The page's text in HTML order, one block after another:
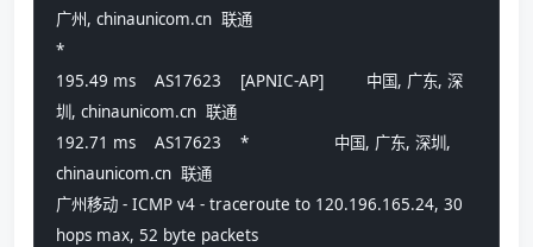
广州, chinaunicom.cn  联通
*
195.49 ms    AS17623    [APNIC-AP]         中国, 广东, 深
圳, chinaunicom.cn  联通
192.71 ms    AS17623    *                  中国, 广东, 深圳,
chinaunicom.cn  联通
广州移动 - ICMP v4 - traceroute to 120.196.165.24, 30
hops max, 52 byte packets